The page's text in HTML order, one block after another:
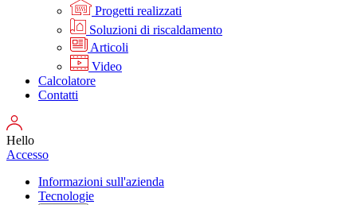
Progetti realizzati
Soluzioni di riscaldamento
Articoli
Video
Calcolatore
Contatti
Hello
Accesso
Informazioni sull'azienda
Tecnologie